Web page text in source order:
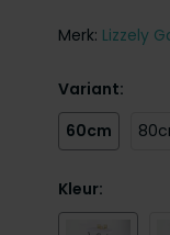
Merk: Lizzely
Variant:
60cm
Kleur: